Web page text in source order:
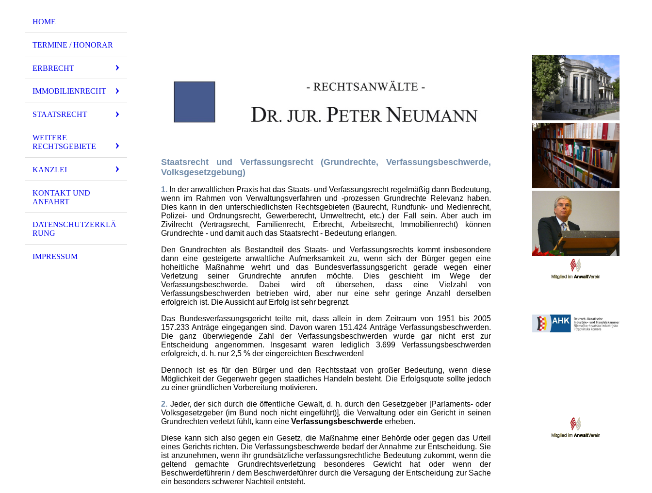
HOME
TERMINE / HONORAR
ERBRECHT
IMMOBILIENRECHT
STAATSRECHT
WEITERE
RECHTSGEBIETE
KANZLEI
KONTAKT UND
ANFAHRT
DATENSCHUTZERKLÄ
RUNG
IMPRESSUM
Staatsrecht und Verfassungsrecht (Grundrechte, Verfassungsbeschwerde,
Volksgesetzgebung)
1. In der anwaltlichen Praxis hat das Staats- und Verfassungsrecht regelmäßig dann Bedeutung,
wenn im Rahmen von Verwaltungsverfahren und -prozessen Grundrechte Relevanz haben.
Dies kann in den unterschiedlichsten Rechtsgebieten (Baurecht, Rundfunk- und Medienrecht,
Polizei- und Ordnungsrecht, Gewerberecht, Umweltrecht, etc.) der Fall sein. Aber auch im
Zivilrecht (Vertragsrecht, Familienrecht, Erbrecht, Arbeitsrecht, Immobilienrecht) können
Grundrechte - und damit auch das Staatsrecht - Bedeutung erlangen.
Den Grundrechten als Bestandteil des Staats- und Verfassungsrechts kommt insbesondere
dann eine gesteigerte anwaltliche Aufmerksamkeit zu, wenn sich der Bürger gegen eine
hoheitliche Maßnahme wehrt und das Bundesverfassungsgericht gerade wegen einer
Verletzung seiner Grundrechte anrufen möchte. Dies geschieht im Wege der
Verfassungsbeschwerde. Dabei wird oft übersehen, dass eine Vielzahl von
Verfassungsbeschwerden betrieben wird, aber nur eine sehr geringe Anzahl derselben
erfolgreich ist. Die Aussicht auf Erfolg ist sehr begrenzt.
Das Bundesverfassungsgericht teilte mit, dass allein in dem Zeitraum von 1951 bis 2005
157.233 Anträge eingegangen sind. Davon waren 151.424 Anträge Verfassungsbeschwerden.
Die ganz überwiegende Zahl der Verfassungsbeschwerden wurde gar nicht erst zur
Entscheidung angenommen. Insgesamt waren lediglich 3.699 Verfassungsbeschwerden
erfolgreich, d. h. nur 2,5 % der eingereichten Beschwerden!
Dennoch ist es für den Bürger und den Rechtsstaat von großer Bedeutung, wenn diese
Möglichkeit der Gegenwehr gegen staatliches Handeln besteht. Die Erfolgsquote sollte jedoch
zu einer gründlichen Vorbereitung motivieren.
2. Jeder, der sich durch die öffentliche Gewalt, d. h. durch den Gesetzgeber [Parlaments- oder
Volksgesetzgeber (im Bund noch nicht eingeführt)], die Verwaltung oder ein Gericht in seinen
Grundrechten verletzt fühlt, kann eine Verfassungsbeschwerde erheben.
Diese kann sich also gegen ein Gesetz, die Maßnahme einer Behörde oder gegen das Urteil
eines Gerichts richten. Die Verfassungsbeschwerde bedarf der Annahme zur Entscheidung. Sie
ist anzunehmen, wenn ihr grundsätzliche verfassungsrechtliche Bedeutung zukommt, wenn die
geltend gemachte Grundrechtsverletzung besonderes Gewicht hat oder wenn der
Beschwerdeführerin / dem Beschwerdeführer durch die Versagung der Entscheidung zur Sache
ein besonders schwerer Nachteil entsteht.